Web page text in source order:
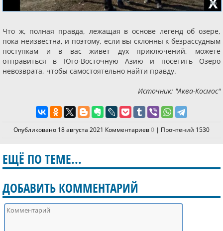
Что ж, полная правда, лежащая в основе легенд об озере,
пока неизвестна, и поэтому, если вы склонны к безрассудным
поступкам и в вас живет дух приключений, можете
отправиться в Юго-Восточную Азию и посетить Озеро
невозврата, чтобы самостоятельно найти правду.
Источник: "Аква-Космос"
Опубликовано 18 августа 2021 Комментариев0 | Прочтений 1530
ЕЩЁ ПО ТЕМЕ...
ДОБАВИТЬ КОММЕНТАРИЙ